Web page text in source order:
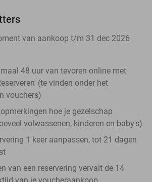
van aankoop t/m 31 dec 2026
48 uur van tevoren online met
(te vinden onder het
vouchers)
hoe je gezelschap
volwassenen, kinderen en baby's)
1 keer aanpassen, tot 21 dagen
van een reservering vervalt de 14